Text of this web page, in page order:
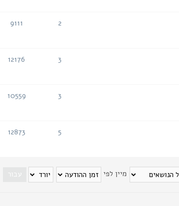
2
9111
3
12176
3
10559
5
12873
מיין לפי